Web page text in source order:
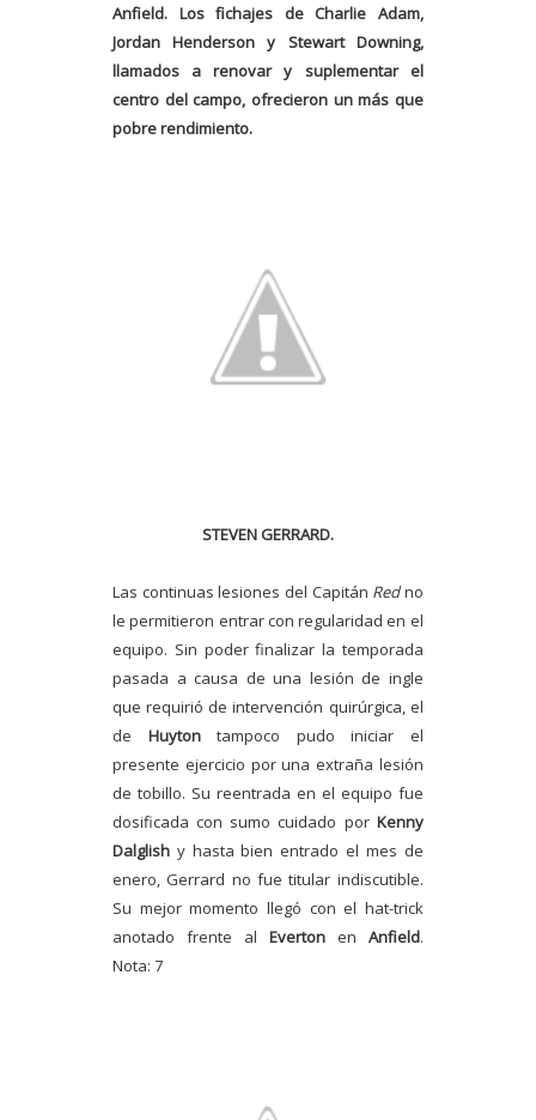
Anfield. Los fichajes de Charlie Adam,
Jordan Henderson y Stewart Downing,
llamados a renovar y suplementar el
centro del campo, ofrecieron un más que
pobre rendimiento.
STEVEN GERRARD.
Las continuas lesiones del Capitán Redno
le permitieron entrar con regularidad en el
equipo. Sin poder finalizar la temporada
pasada a causa de una lesión de ingle
que requirió de intervención quirúrgica, el
de Huytontampoco pudo iniciar el
presente ejercicio por una extraña lesión
de tobillo. Su reentrada en el equipo fue
dosificada con sumo cuidado por Kenny
Dalglish y hasta bien entrado el mes de
enero, Gerrard no fue titular indiscutible.
Su mejor momento llegó con el hat-trick
anotado frente al Evertonen Anfield.
Nota: 7